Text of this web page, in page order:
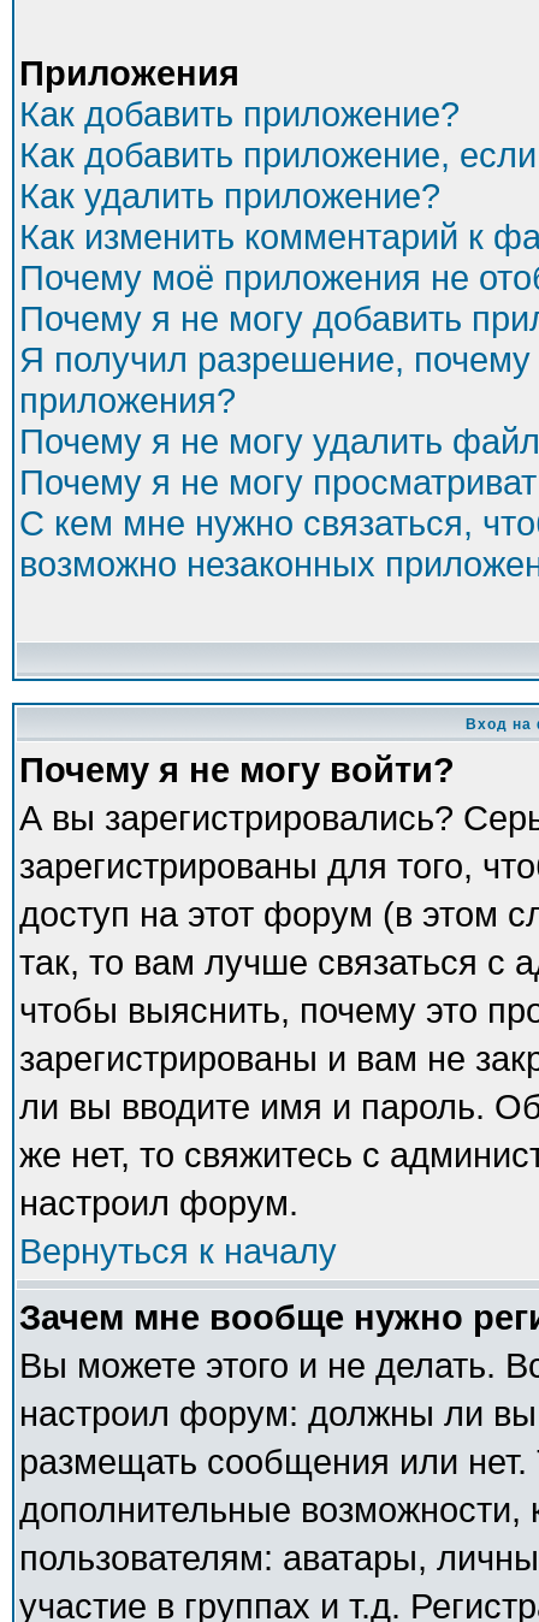
Приложения
Как добавить приложение?
Как добавить приложение,
Как удалить приложение?
Как изменить комментарий к
Почему моё приложения не
Почему я не могу добавить
Я получил разрешение,
приложения?
Почему я не могу удалить
Почему я не могу
С кем мне нужно связаться,
возможно незаконных
Вход на
Почему я не могу войти?
А вы зарегистрировались?
зарегистрированы для того,
доступ на этот форум (в этом
так, то вам лучше связаться с
чтобы выяснить, почему это
зарегистрированы и вам не
ли вы вводите имя и пароль.
же нет, то свяжитесь с
настроил форум.
Вернуться к началу
Зачем мне вообще нужно
Вы можете этого и не делать.
настроил форум: должны ли вы
размещать сообщения или
дополнительные
пользователям: аватары,
участие в группах и т.д.